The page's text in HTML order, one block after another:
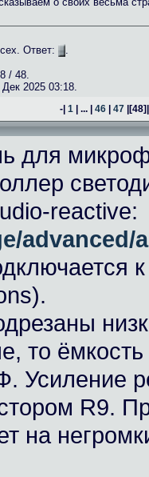
Ответ:
.
/ 48.
2025 03:18.
-| 1 | ... | 46 | 47 |[48]
для
reactive:
advanced/
то
Усиление
R9.
на